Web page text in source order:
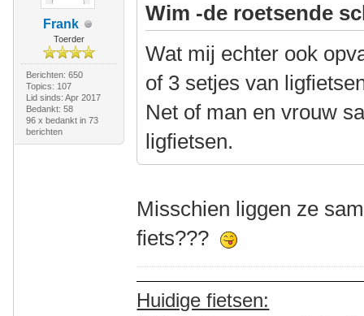
Frank
Toerder
Berichten: 650
Topics: 107
Lid sinds: Apr 2017
Bedankt: 58
96 x bedankt in 73
berichten
Wim -de roetsende
Wat mij echter ook
of 3 setjes van
Net of man en vrouw
ligfietsen.
Misschien liggen ze
fiets???
Huidige fietsen: